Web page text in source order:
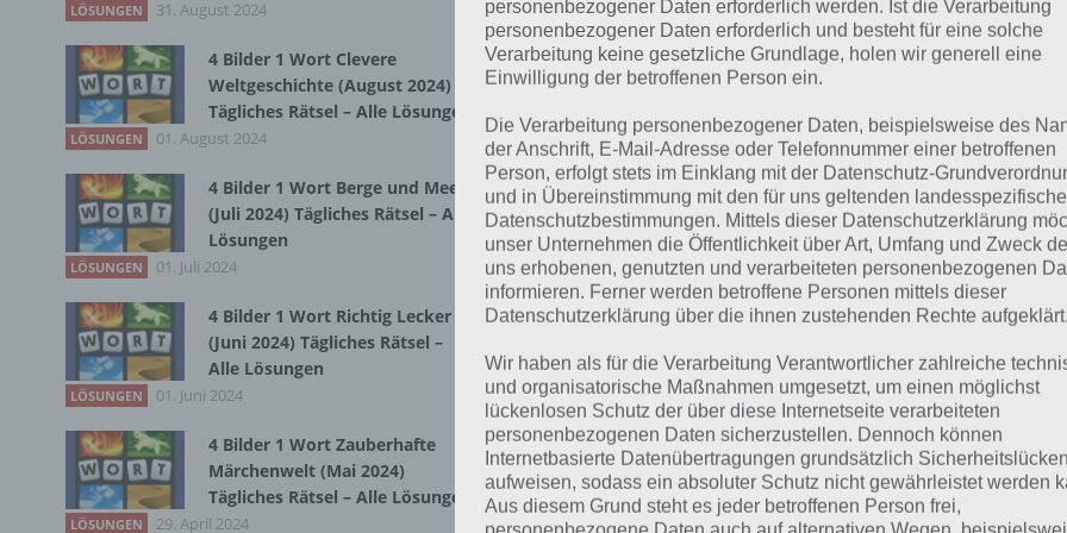
Bei dieser Lösung handelt es sich um das tägliche Bonus
wir noch die Links beispielsweise zum täglichen Rätsel und
Tägliches Rätsel:Zur Lösung vom 12.7.2022
Rätsel aus dem Jahr 2021:Schau mal, was vor einem Jahr,
gesucht war
Zur Übersicht:4 Bilder 1 Wort Lösungen zu Ab in die Sonne
LÖSUNGEN 31. August 2024
4 Bilder 1 Wort Clevere
Weltgeschichte (August 2024)
Tägliches Rätsel – Alle Lösungen
LÖSUNGEN 01. August 2024
4 Bilder 1 Wort Berge und Meer
(Juli 2024) Tägliches Rätsel – Alle
Lösungen
LÖSUNGEN 01. Juli 2024
4 Bilder 1 Wort Richtig Lecker
(Juni 2024) Tägliches Rätsel –
Alle Lösungen
LÖSUNGEN 01. Juni 2024
4 Bilder 1 Wort Zauberhafte
Märchenwelt (Mai 2024)
Tägliches Rätsel – Alle Lösungen
LÖSUNGEN 29. April 2024
personenbezogener Daten erforderlich werden. Ist die Verarbeitung
personenbezogener Daten erforderlich und besteht für eine solche
Verarbeitung keine gesetzliche Grundlage, holen wir generell eine
Einwilligung der betroffenen Person ein.
Die Verarbeitung personenbezogener Daten, beispielsweise des
der Anschrift, E-Mail-Adresse oder Telefonnummer einer betroffenen
Person, erfolgt stets im Einklang mit der Datenschutz-
und in Übereinstimmung mit den für uns geltenden
Datenschutzbestimmungen. Mittels dieser Datenschutzerklärung
unser Unternehmen die Öffentlichkeit über Art, Umfang und Zweck
uns erhobenen, genutzten und verarbeiteten personenbezogenen
informieren. Ferner werden betroffene Personen mittels dieser
Datenschutzerklärung über die ihnen zustehenden Rechte aufgeklärt.
Wir haben als für die Verarbeitung Verantwortlicher zahlreiche
und organisatorische Maßnahmen umgesetzt, um einen möglichst
lückenlosen Schutz der über diese Internetseite verarbeiteten
personenbezogenen Daten sicherzustellen. Dennoch können
Internetbasierte Datenübertragungen grundsätzlich Sicherheitslücken
aufweisen, sodass ein absoluter Schutz nicht gewährleistet werden
Aus diesem Grund steht es jeder betroffenen Person frei,